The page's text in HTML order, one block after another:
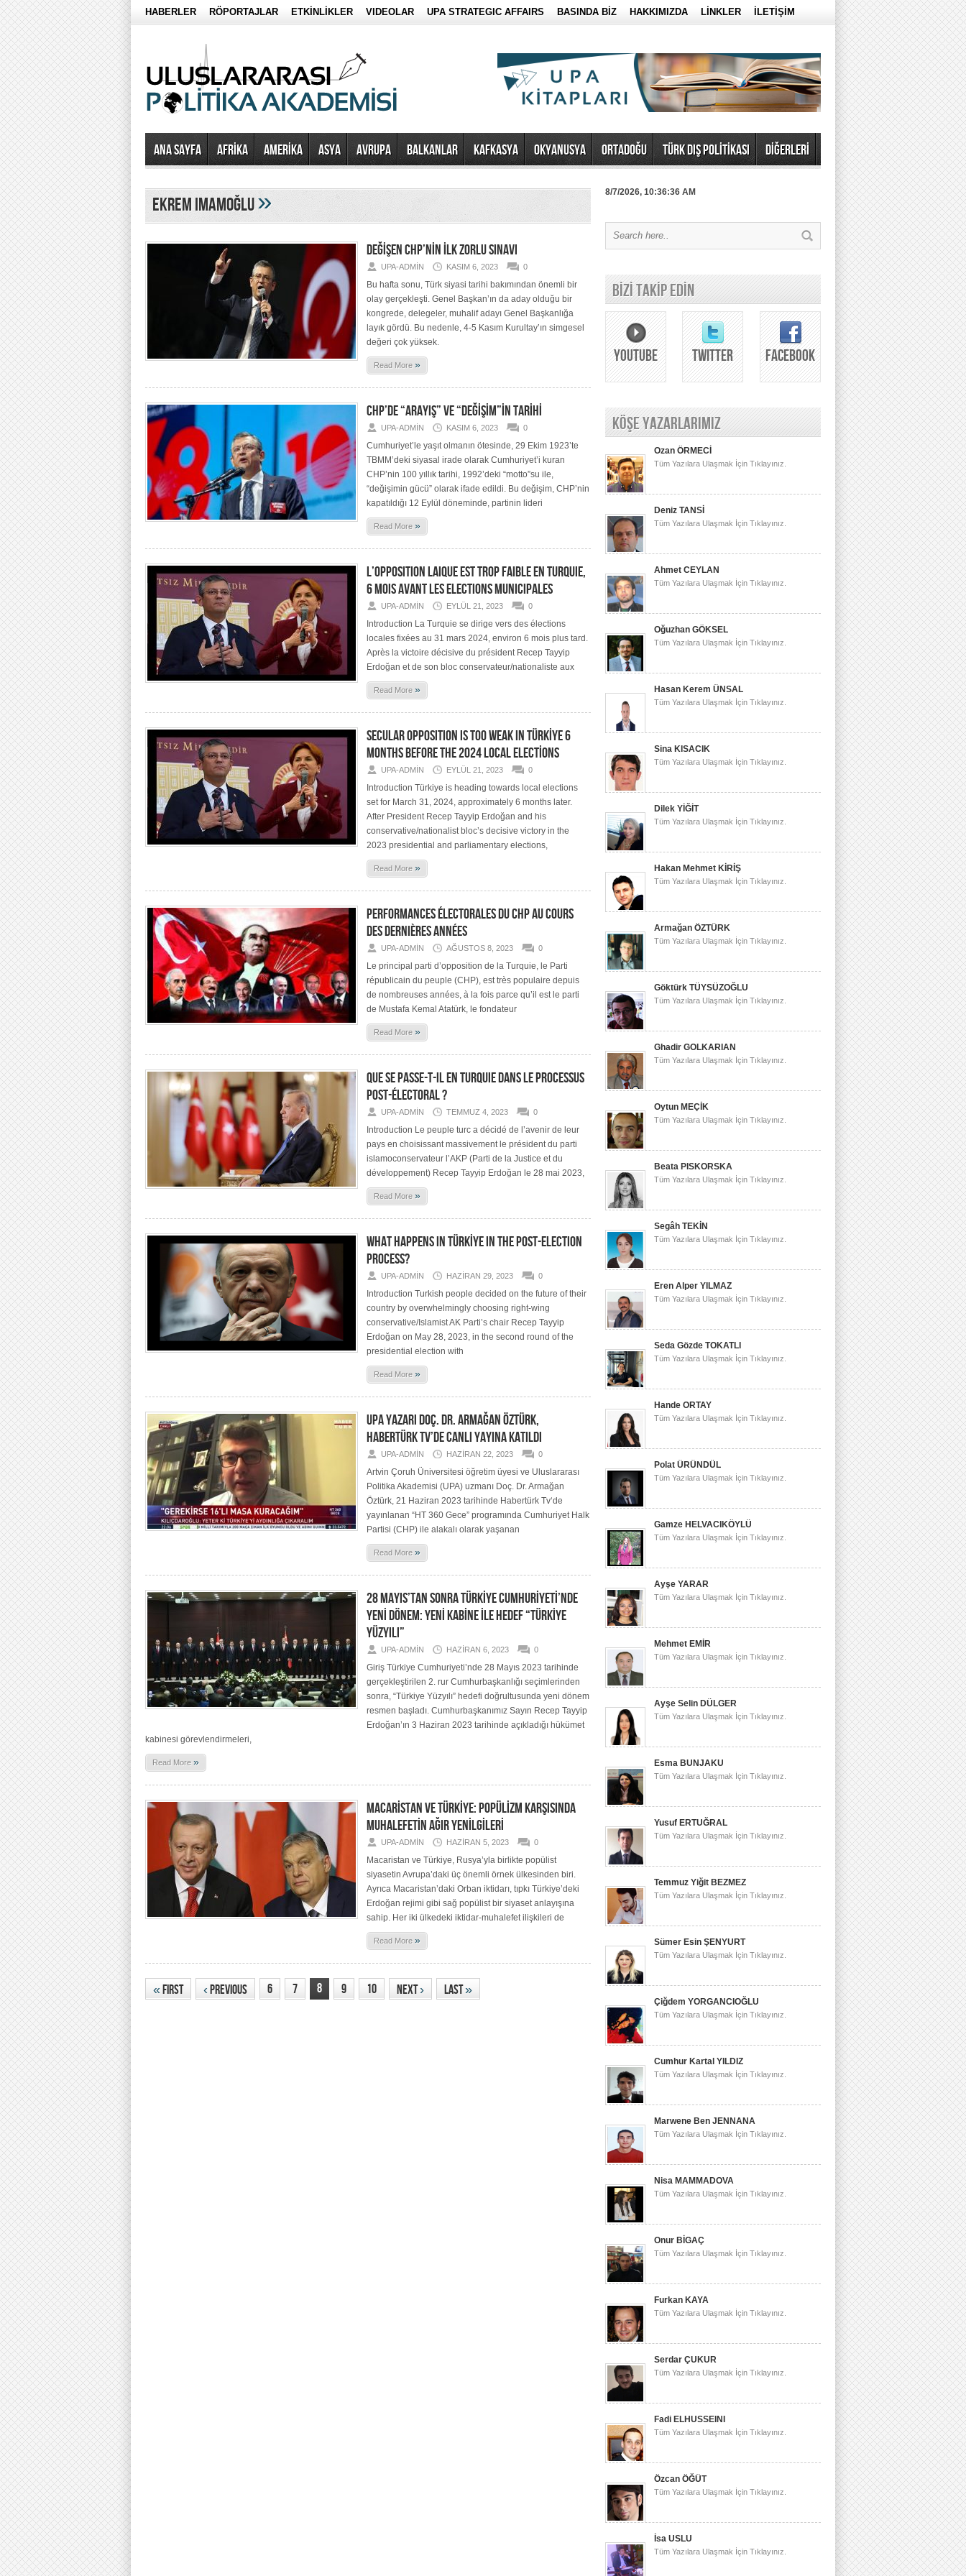
HABERLER RÖPORTAJLAR ETKİNLİKLER VIDEOLAR UPA STRATEGIC AFFAIRS BASINDA BİZ HAKKIMIZDA LİNKLER İLETİŞİM
Ana Sayfa AFRİKA AMERİKA ASYA AVRUPA BALKANLAR KAFKASYA OKYANUSYA ORTADOĞU TÜRK DIŞ POLİTİKASI DİĞERLERİ
ekrem imamoğlu»
DEĞİŞEN CHP’NİN İLK ZORLU SINAVI
UPA-ADMIN KASIM 6, 2023 0
Bu hafta sonu, Türk siyasi tarihi bakımından önemli bir
olay gerçekleşti. Genel Başkan’ın da aday olduğu bir
kongrede, delegeler, muhalif adayı Genel Başkanlığa
layık gördü. Bu nedenle, 4-5 Kasım Kurultay’ın simgesel
değeri çok yüksek.
Read More »
CHP’DE “ARAYIŞ” VE “DEĞİŞİM”İN TARİHİ
UPA-ADMIN KASIM 6, 2023 0
Cumhuriyet’le yaşıt olmanın ötesinde, 29 Ekim 1923’te
TBMM’deki siyasal irade olarak Cumhuriyet’i kuran
CHP’nin 100 yıllık tarihi, 1992’deki “motto”su ile,
“değişimin gücü” olarak ifade edildi. Bu değişim, CHP’nin
kapatıldığı 12 Eylül döneminde, partinin lideri
Read More »
L’OPPOSITION LAIQUE EST TROP FAIBLE EN TURQUIE,
6 MOIS AVANT LES ELECTIONS MUNICIPALES
UPA-ADMIN EYLÜL 21, 2023 0
Introduction La Turquie se dirige vers des élections
locales fixées au 31 mars 2024, environ 6 mois plus tard.
Après la victoire décisive du président Recep Tayyip
Erdoğan et de son bloc conservateur/nationaliste aux
Read More »
SECULAR OPPOSITION IS TOO WEAK IN TÜRKİYE 6
MONTHS BEFORE THE 2024 LOCAL ELECTİONS
UPA-ADMIN EYLÜL 21, 2023 0
Introduction Türkiye is heading towards local elections
set for March 31, 2024, approximately 6 months later.
After President Recep Tayyip Erdoğan and his
conservative/nationalist bloc’s decisive victory in the
2023 presidential and parliamentary elections,
Read More »
PERFORMANCES ÉLECTORALES DU CHP AU COURS
DES DERNIÈRES ANNÉES
UPA-ADMIN AĞUSTOS 8, 2023 0
Le principal parti d’opposition de la Turquie, le Parti
républicain du peuple (CHP), est très populaire depuis
de nombreuses années, à la fois parce qu’il est le parti
de Mustafa Kemal Atatürk, le fondateur
Read More »
QUE SE PASSE-T-IL EN TURQUIE DANS LE PROCESSUS
POST-ÉLECTORAL ?
UPA-ADMIN TEMMUZ 4, 2023 0
Introduction Le peuple turc a décidé de l’avenir de leur
pays en choisissant massivement le président du parti
islamoconservateur l’AKP (Parti de la Justice et du
développement) Recep Tayyip Erdoğan le 28 mai 2023,
Read More »
WHAT HAPPENS IN TÜRKİYE IN THE POST-ELECTION
PROCESS?
UPA-ADMIN HAZIRAN 29, 2023 0
Introduction Turkish people decided on the future of their
country by overwhelmingly choosing right-wing
conservative/Islamist AK Parti’s chair Recep Tayyip
Erdoğan on May 28, 2023, in the second round of the
presidential election with
Read More »
UPA YAZARI DOÇ. DR. ARMAĞAN ÖZTÜRK,
HABERTÜRK TV’DE CANLI YAYINA KATILDI
UPA-ADMIN HAZIRAN 22, 2023 0
Artvin Çoruh Üniversitesi öğretim üyesi ve Uluslararası
Politika Akademisi (UPA) uzmanı Doç. Dr. Armağan
Öztürk, 21 Haziran 2023 tarihinde Habertürk Tv‘de
yayınlanan “HT 360 Gece” programında Cumhuriyet Halk
Partisi (CHP) ile alakalı olarak yaşanan
Read More »
28 MAYIS’TAN SONRA TÜRKİYE CUMHURİYETİ’NDE
YENİ DÖNEM: YENİ KABİNE İLE HEDEF “TÜRKİYE
YÜZYILI”
UPA-ADMIN HAZIRAN 6, 2023 0
Giriş Türkiye Cumhuriyeti’nde 28 Mayıs 2023 tarihinde
gerçekleştirilen 2. rur Cumhurbaşkanlığı seçimlerinden
sonra, “Türkiye Yüzyılı” hedefi doğrultusunda yeni dönem
resmen başladı. Cumhurbaşkanımız Sayın Recep Tayyip
Erdoğan’ın 3 Haziran 2023 tarihinde açıkladığı hükümet
kabinesi görevlendirmeleri,
Read More »
MACARİSTAN VE TÜRKİYE: POPÜLİZM KARŞISINDA
MUHALEFETİN AĞIR YENİLGİLERİ
UPA-ADMIN HAZIRAN 5, 2023 0
Macaristan ve Türkiye, Rusya’yla birlikte popülist
siyasetin Avrupa’daki üç önemli örnek ülkesinden biri.
Ayrıca Macaristan’daki Orban iktidarı, tıpkı Türkiye’deki
Erdoğan rejimi gibi sağ popülist bir siyaset anlayışına
sahip. Her iki ülkedeki iktidar-muhalefet ilişkileri de
Read More »
« First ‹ Previous 6 7 8 9 10 Next› Last»
8/7/2026, 10:36:36 AM
BİZİ TAKİP EDİN
YOUTUBE TWITTER FACEBOOK
KÖŞE YAZARLARIMIZ
Ozan ÖRMECİ
Tüm Yazılara Ulaşmak İçin Tıklayınız.
Deniz TANSİ
Tüm Yazılara Ulaşmak İçin Tıklayınız.
Ahmet CEYLAN
Tüm Yazılara Ulaşmak İçin Tıklayınız.
Oğuzhan GÖKSEL
Tüm Yazılara Ulaşmak İçin Tıklayınız.
Hasan Kerem ÜNSAL
Tüm Yazılara Ulaşmak İçin Tıklayınız.
Sina KISACIK
Tüm Yazılara Ulaşmak İçin Tıklayınız.
Dilek YİĞİT
Tüm Yazılara Ulaşmak İçin Tıklayınız.
Hakan Mehmet KİRİŞ
Tüm Yazılara Ulaşmak İçin Tıklayınız.
Armağan ÖZTÜRK
Tüm Yazılara Ulaşmak İçin Tıklayınız.
Göktürk TÜYSÜZOĞLU
Tüm Yazılara Ulaşmak İçin Tıklayınız.
Ghadir GOLKARIAN
Tüm Yazılara Ulaşmak İçin Tıklayınız.
Oytun MEÇİK
Tüm Yazılara Ulaşmak İçin Tıklayınız.
Beata PISKORSKA
Tüm Yazılara Ulaşmak İçin Tıklayınız.
Segâh TEKİN
Tüm Yazılara Ulaşmak İçin Tıklayınız.
Eren Alper YILMAZ
Tüm Yazılara Ulaşmak İçin Tıklayınız.
Seda Gözde TOKATLI
Tüm Yazılara Ulaşmak İçin Tıklayınız.
Hande ORTAY
Tüm Yazılara Ulaşmak İçin Tıklayınız.
Polat ÜRÜNDÜL
Tüm Yazılara Ulaşmak İçin Tıklayınız.
Gamze HELVACIKÖYLÜ
Tüm Yazılara Ulaşmak İçin Tıklayınız.
Ayşe YARAR
Tüm Yazılara Ulaşmak İçin Tıklayınız.
Mehmet EMİR
Tüm Yazılara Ulaşmak İçin Tıklayınız.
Ayşe Selin DÜLGER
Tüm Yazılara Ulaşmak İçin Tıklayınız.
Esma BUNJAKU
Tüm Yazılara Ulaşmak İçin Tıklayınız.
Yusuf ERTUĞRAL
Tüm Yazılara Ulaşmak İçin Tıklayınız.
Temmuz Yiğit BEZMEZ
Tüm Yazılara Ulaşmak İçin Tıklayınız.
Sümer Esin ŞENYURT
Tüm Yazılara Ulaşmak İçin Tıklayınız.
Çiğdem YORGANCIOĞLU
Tüm Yazılara Ulaşmak İçin Tıklayınız.
Cumhur Kartal YILDIZ
Tüm Yazılara Ulaşmak İçin Tıklayınız.
Marwene Ben JENNANA
Tüm Yazılara Ulaşmak İçin Tıklayınız.
Nisa MAMMADOVA
Tüm Yazılara Ulaşmak İçin Tıklayınız.
Onur BİGAÇ
Tüm Yazılara Ulaşmak İçin Tıklayınız.
Furkan KAYA
Tüm Yazılara Ulaşmak İçin Tıklayınız.
Serdar ÇUKUR
Tüm Yazılara Ulaşmak İçin Tıklayınız.
Fadi ELHUSSEINI
Tüm Yazılara Ulaşmak İçin Tıklayınız.
Özcan ÖĞÜT
Tüm Yazılara Ulaşmak İçin Tıklayınız.
İsa USLU
Tüm Yazılara Ulaşmak İçin Tıklayınız.